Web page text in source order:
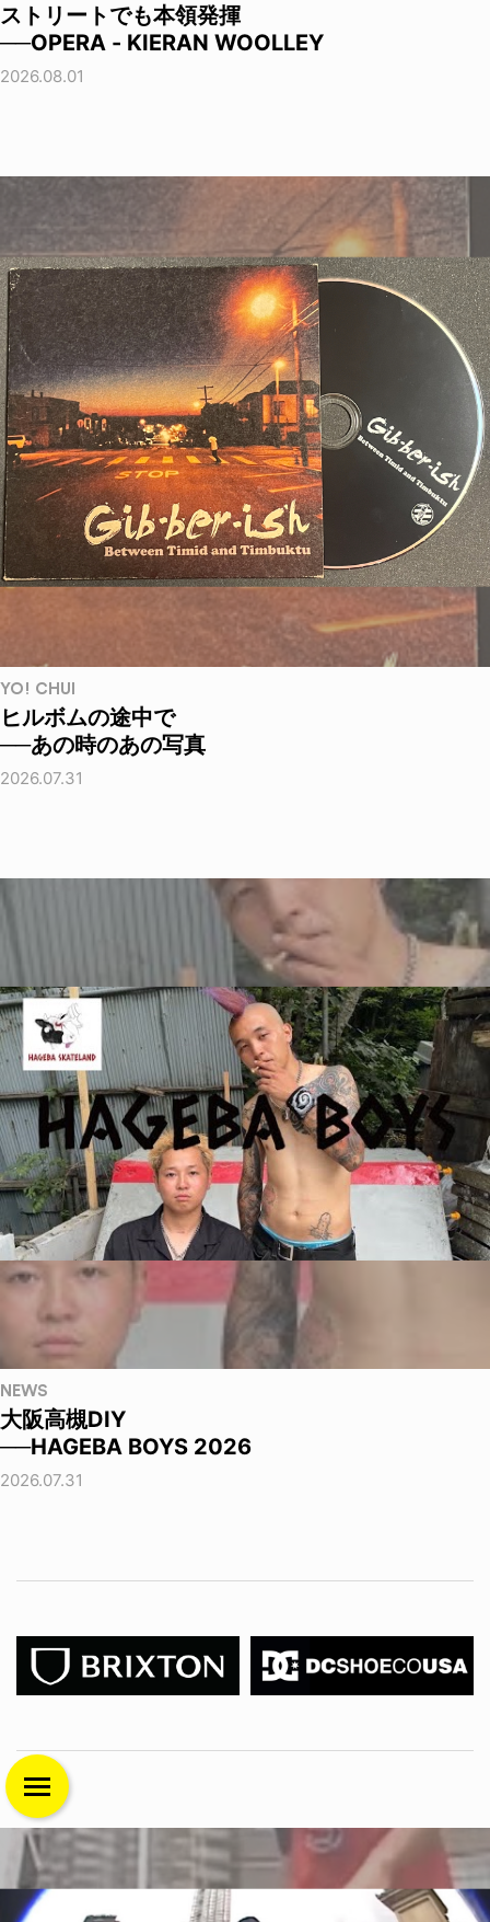
ストリートでも本領発揮
──OPERA - KIERAN WOOLLEY
2026.08.01
YO! CHUI
ヒルボムの途中で
──あの時のあの写真
2026.07.31
NEWS
大阪高槻DIY
──HAGEBA BOYS 2026
2026.07.31